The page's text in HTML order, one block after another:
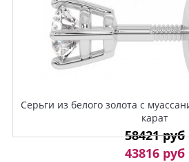
Серьги из белого золота с
карат
58421 руб
43816 руб